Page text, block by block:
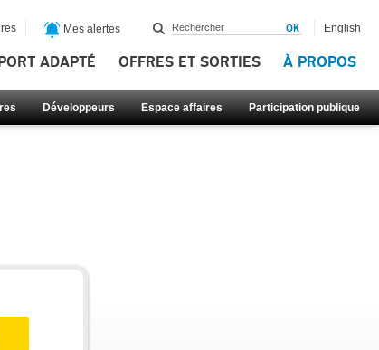
ADAPTÉ OFFRES ET SORTIES À PROPOS
Développeurs Espace affaires Participation publique
Mes alertes English